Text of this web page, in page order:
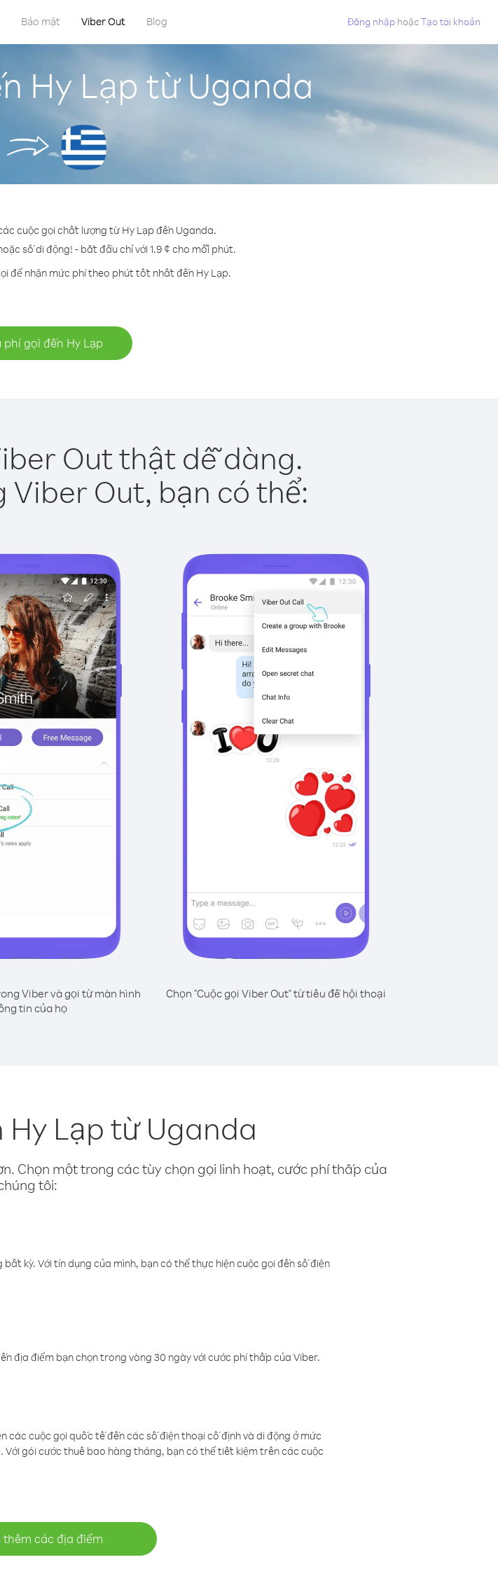
Bảo mật Viber Out Blog Đăng nhập hoặcTạo tài khoản
Hy Lạp từ Uganda
cuộc gọi chất lượng từ Hy Lạp đến Uganda.
số di động! - bắt đầu chỉ với 1.9 ¢ cho mỗi phút.
để nhận mức phí theo phút tốt nhất đến Hy Lạp.
phí gọi đến Hy Lạp
Out thật dễ dàng.
Viber Out, bạn có thể:
Viber và gọi từ màn hình
tin của họ
Chọn "Cuộc gọi Viber Out" từ tiêu đề hội thoại
Hy Lạp từ Uganda
Chọn một trong các tùy chọn gọi linh hoạt, cước phí thấp của
tôi:
kỳ. Với tín dụng của mình, bạn có thể thực hiện cuộc gọi đến số điện
địa điểm bạn chọn trong vòng 30 ngày với cước phí thấp của Viber.
cuộc gọi quốc tế đến các số điện thoại cố định và di động ở mức
gói cước thuê bao hàng tháng, bạn có thể tiết kiệm trên các cuộc
thêm các địa điểm